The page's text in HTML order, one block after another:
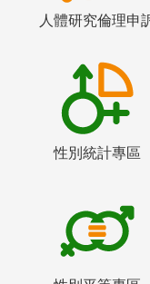
人體研究倫理申
性別統計專區